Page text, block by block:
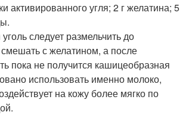
активированного угля; 2 г желатина; 5
следует размельчить до
с желатином, а после
пока не получится кашицеобразная
использовать именно молоко,
на кожу более мягко по